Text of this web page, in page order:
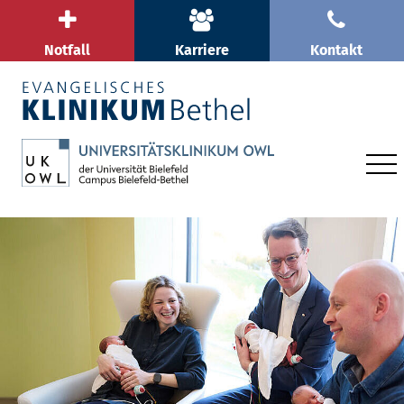
Notfall Karriere Kontakt